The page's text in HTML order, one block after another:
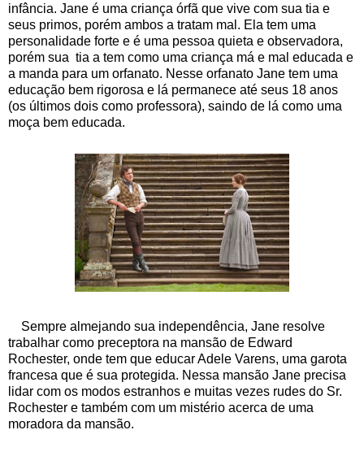
infância. Jane é uma criança órfã que vive com sua tia e
seus primos, porém ambos a tratam mal. Ela tem uma
personalidade forte e é uma pessoa quieta e observadora,
porém sua tia a tem como uma criança má e mal educada e
a manda para um orfanato. Nesse orfanato Jane tem uma
educação bem rigorosa e lá permanece até seus 18 anos
(os últimos dois como professora), saindo de lá como uma
moça bem educada.
Sempre almejando sua independência, Jane resolve
trabalhar como preceptora na mansão de Edward
Rochester, onde tem que educar Adele Varens, uma garota
francesa que é sua protegida. Nessa mansão Jane precisa
lidar com os modos estranhos e muitas vezes rudes do Sr.
Rochester e também com um mistério acerca de uma
moradora da mansão.